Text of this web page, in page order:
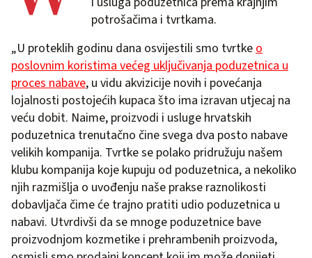
potrošačima i tvrtkama.
„U proteklih godinu dana osvijestili smo tvrtke o
poslovnim koristima većeg uključivanja poduzetnica u
proces nabave, u vidu akvizicije novih i povećanja
lojalnosti postojećih kupaca što ima izravan utjecaj na
veću dobit. Naime, proizvodi i usluge hrvatskih
poduzetnica trenutačno čine svega dva posto nabave
velikih kompanija. Tvrtke se polako pridružuju našem
klubu kompanija koje kupuju od poduzetnica, a nekoliko
njih razmišlja o uvođenju naše prakse raznolikosti
dobavljača čime će trajno pratiti udio poduzetnica u
nabavi. Utvrdivši da se mnoge poduzetnice bave
proizvodnjom kozmetike i prehrambenih proizvoda,